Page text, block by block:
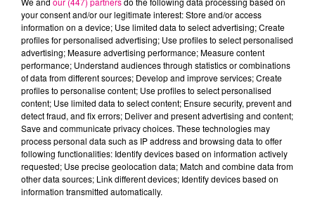
BIGFLO & OLI
Picasso
THE WEEKND
In Your Eyes
NAÏKA
One Track Mind
L'HOROSCOPE
your consent and/or our legitimate interest: Store and/or access
information on a device; Use limited data to select advertising; Create
profiles for personalised advertising; Use profiles to select personalised
advertising; Measure advertising performance; Measure content
performance; Understand audiences through statistics or combinations
of data from different sources; Develop and improve services; Create
profiles to personalise content; Use profiles to select personalised
content; Use limited data to select content; Ensure security, prevent and
detect fraud, and fix errors; Deliver and present advertising and content;
Save and communicate privacy choices. These technologies may
process personal data such as IP address and browsing data to offer
following functionalities: Identify devices based on information actively
requested; Use precise geolocation data; Match and combine data from
other data sources; Link different devices; Identify devices based on
information transmitted automatically.